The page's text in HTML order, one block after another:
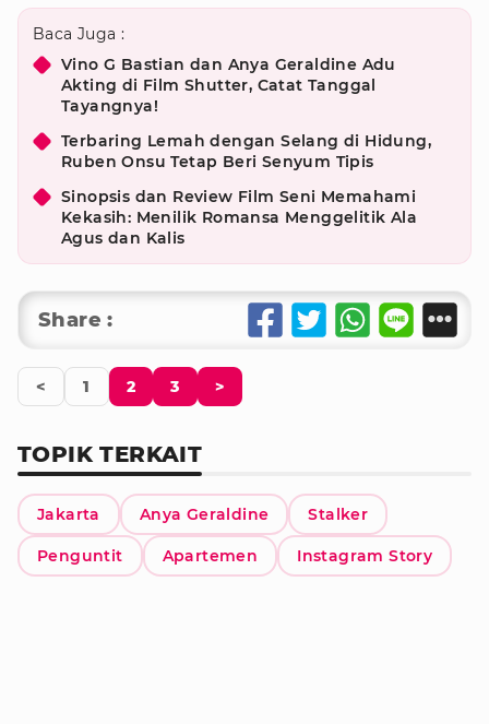
Baca Juga :
Vino G Bastian dan Anya Geraldine Adu
Akting di Film Shutter, Catat Tanggal
Tayangnya!
Terbaring Lemah dengan Selang di Hidung,
Ruben Onsu Tetap Beri Senyum Tipis
Sinopsis dan Review Film Seni Memahami
Kekasih: Menilik Romansa Menggelitik Ala
Agus dan Kalis
Share :
< 1 2 3 >
TOPIK TERKAIT
Jakarta Anya Geraldine Stalker
Penguntit Apartemen Instagram Story